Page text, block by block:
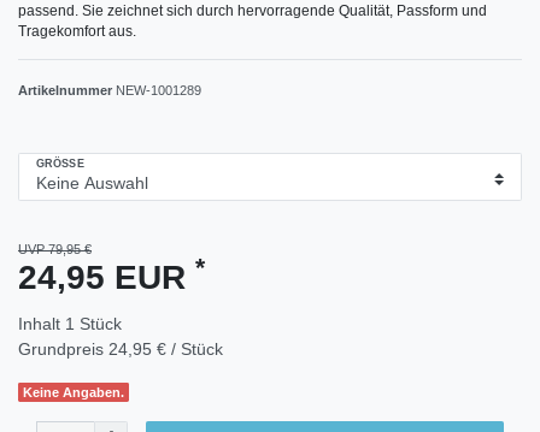
passend. Sie zeichnet sich durch hervorragende Qualität, Passform und
Tragekomfort aus.
Artikelnummer NEW-1001289
GRÖSSE
UVP 79,95 €
24,95 EUR *
Inhalt 1 Stück
Grundpreis 24,95 € / Stück
Keine Angaben.